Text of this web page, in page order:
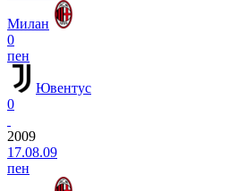
Милан
0
пен
Ювентус
0
2009
17.08.09
пен